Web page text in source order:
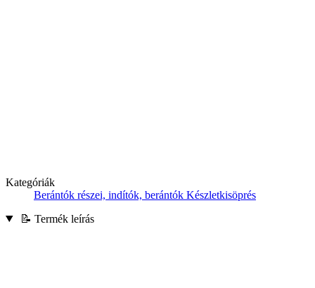
Kategóriák
Berántók részei, indítók, berántók Készletkisöprés
📝 Termék leírás